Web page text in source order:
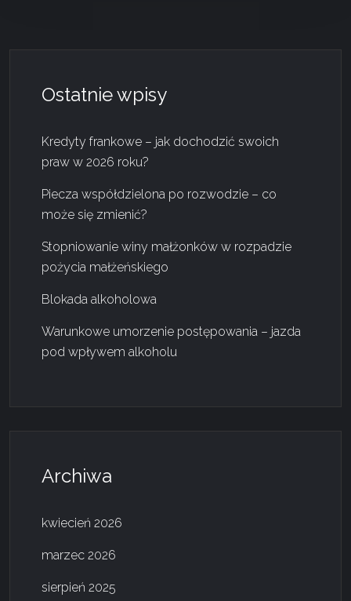
Ostatnie wpisy
Kredyty frankowe – jak dochodzić swoich
praw w 2026 roku?
Piecza współdzielona po rozwodzie – co
może się zmienić?
Stopniowanie winy małżonków w rozpadzie
pożycia małżeńskiego
Blokada alkoholowa
Warunkowe umorzenie postępowania – jazda
pod wpływem alkoholu
Archiwa
kwiecień 2026
marzec 2026
sierpień 2025